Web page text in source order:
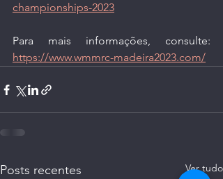
championships-2023
https://www.wmmrc-madeira2023.com/
Posts recentes Ver tudo